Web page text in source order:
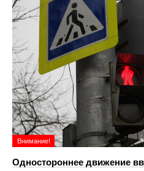
Внимание!
Одностороннее движение